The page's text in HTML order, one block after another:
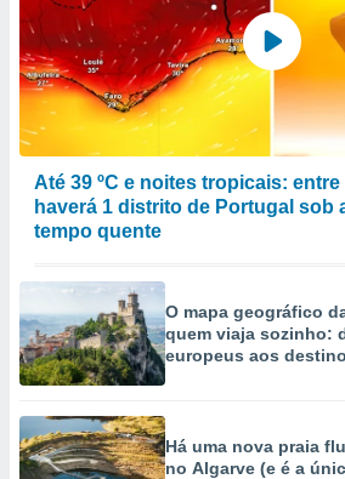
Até 39 ºC e noites tropicais:
haverá 1 distrito de Portugal sob
tempo quente
O mapa geográfico
quem viaja sozinho:
europeus aos
Há uma nova praia
no Algarve (e é a